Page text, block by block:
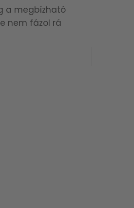
a megbízható
nem fázol rá